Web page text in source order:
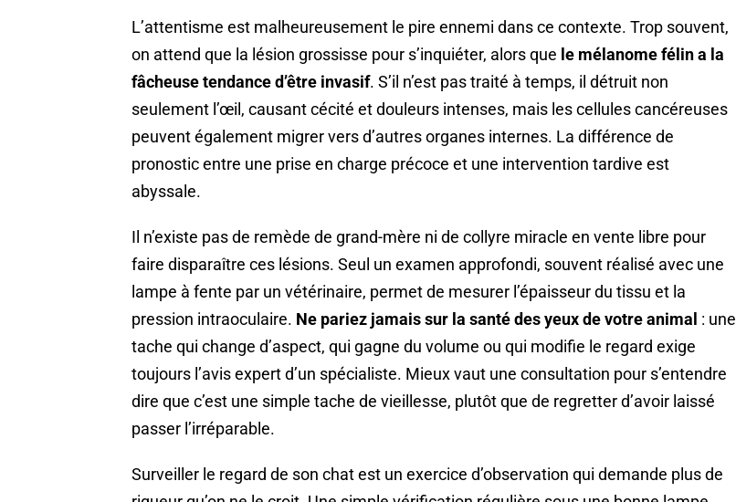
L’attentisme est malheureusement le pire ennemi dans ce contexte. Trop souvent,
on attend que la lésion grossisse pour s’inquiéter, alors que le mélanome félin a la
fâcheuse tendance d’être invasif. S’il n’est pas traité à temps, il détruit non
seulement l’œil, causant cécité et douleurs intenses, mais les cellules cancéreuses
peuvent également migrer vers d’autres organes internes. La différence de
pronostic entre une prise en charge précoce et une intervention tardive est
abyssale.
Il n’existe pas de remède de grand-mère ni de collyre miracle en vente libre pour
faire disparaître ces lésions. Seul un examen approfondi, souvent réalisé avec une
lampe à fente par un vétérinaire, permet de mesurer l’épaisseur du tissu et la
pression intraoculaire. Ne pariez jamais sur la santé des yeux de votre animal : une
tache qui change d’aspect, qui gagne du volume ou qui modifie le regard exige
toujours l’avis expert d’un spécialiste. Mieux vaut une consultation pour s’entendre
dire que c’est une simple tache de vieillesse, plutôt que de regretter d’avoir laissé
passer l’irréparable.
Surveiller le regard de son chat est un exercice d’observation qui demande plus de